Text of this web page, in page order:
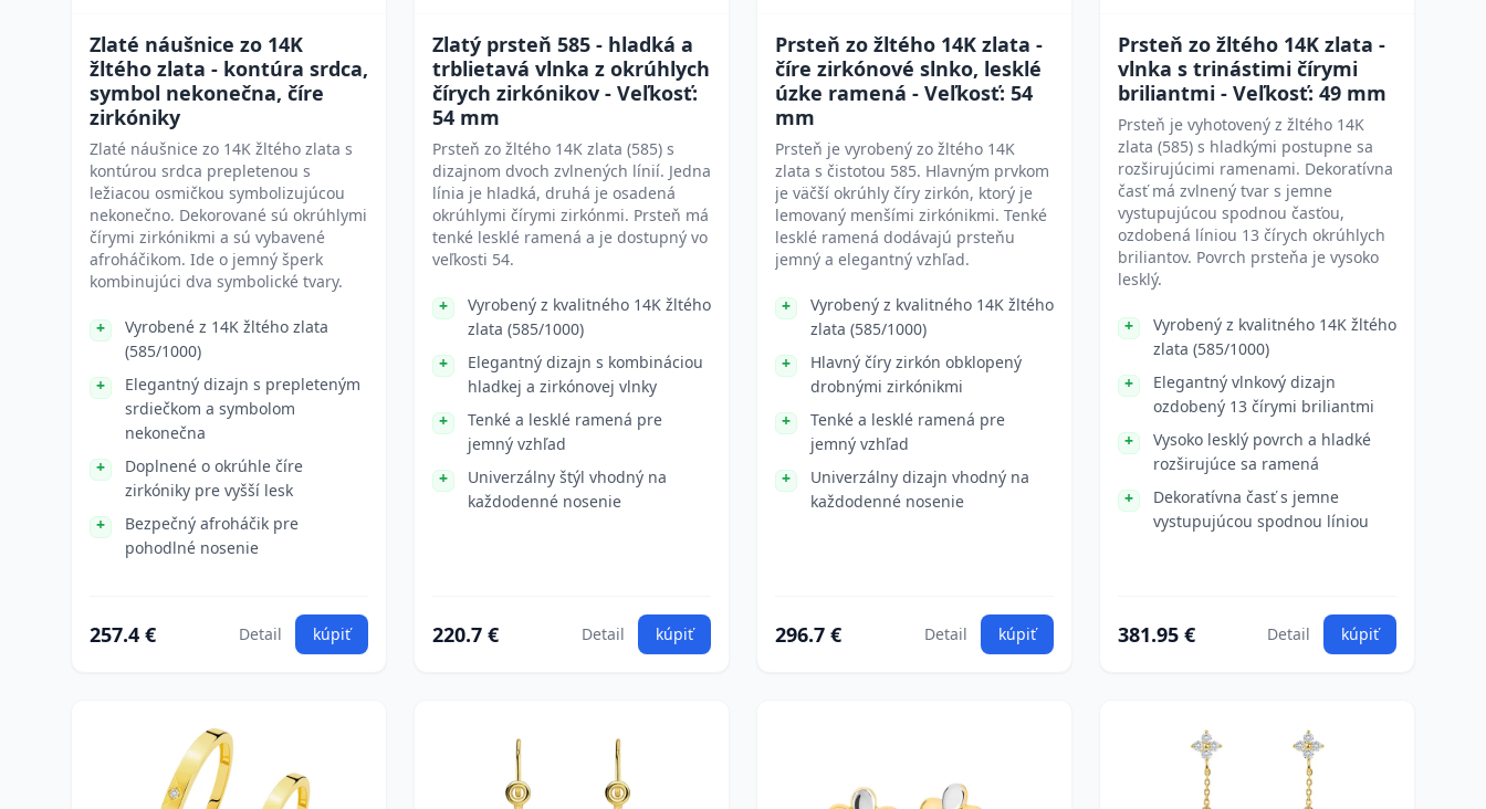
Zlaté náušnice zo 14K
žltého zlata - kontúra srdca,
symbol nekonečna, číre
zirkóniky
Zlaté náušnice zo 14K žltého zlata s
kontúrou srdca prepletenou s
ležiacou osmičkou symbolizujúcou
nekonečno. Dekorované sú okrúhlymi
čírymi zirkónikmi a sú vybavené
afroháčikom. Ide o jemný šperk
kombinujúci dva symbolické tvary.
Vyrobené z 14K žltého zlata
(585/1000)
Elegantný dizajn s prepleteným
srdiečkom a symbolom
nekonečna
Doplnené o okrúhle číre
zirkóniky pre vyšší lesk
Bezpečný afroháčik pre
pohodlné nosenie
257.4 € Detail kúpiť
Zlatý prsteň 585 - hladká a
trblietavá vlnka z okrúhlych
čírych zirkónikov - Veľkosť:
54 mm
Prsteň zo žltého 14K zlata (585) s
dizajnom dvoch zvlnených línií. Jedna
línia je hladká, druhá je osadená
okrúhlymi čírymi zirkónmi. Prsteň má
tenké lesklé ramená a je dostupný vo
veľkosti 54.
Vyrobený z kvalitného 14K žltého
zlata (585/1000)
Elegantný dizajn s kombináciou
hladkej a zirkónovej vlnky
Tenké a lesklé ramená pre
jemný vzhľad
Univerzálny štýl vhodný na
každodenné nosenie
220.7 € Detail kúpiť
Prsteň zo žltého 14K zlata -
číre zirkónové slnko, lesklé
úzke ramená - Veľkosť: 54
mm
Prsteň je vyrobený zo žltého 14K
zlata s čistotou 585. Hlavným prvkom
je väčší okrúhly číry zirkón, ktorý je
lemovaný menšími zirkónikmi. Tenké
lesklé ramená dodávajú prsteňu
jemný a elegantný vzhľad.
Vyrobený z kvalitného 14K žltého
zlata (585/1000)
Hlavný číry zirkón obklopený
drobnými zirkónikmi
Tenké a lesklé ramená pre
jemný vzhľad
Univerzálny dizajn vhodný na
každodenné nosenie
296.7 € Detail kúpiť
Prsteň zo žltého 14K zlata -
vlnka s trinástimi čírymi
briliantmi - Veľkosť: 49 mm
Prsteň je vyhotovený z žltého 14K
zlata (585) s hladkými postupne sa
rozširujúcimi ramenami. Dekoratívna
časť má zvlnený tvar s jemne
vystupujúcou spodnou časťou,
ozdobená líniou 13 čírych okrúhlych
briliantov. Povrch prsteňa je vysoko
lesklý.
Vyrobený z kvalitného 14K žltého
zlata (585/1000)
Elegantný vlnkový dizajn
ozdobený 13 čírymi briliantmi
Vysoko lesklý povrch a hladké
rozširujúce sa ramená
Dekoratívna časť s jemne
vystupujúcou spodnou líniou
381.95 € Detail kúpiť